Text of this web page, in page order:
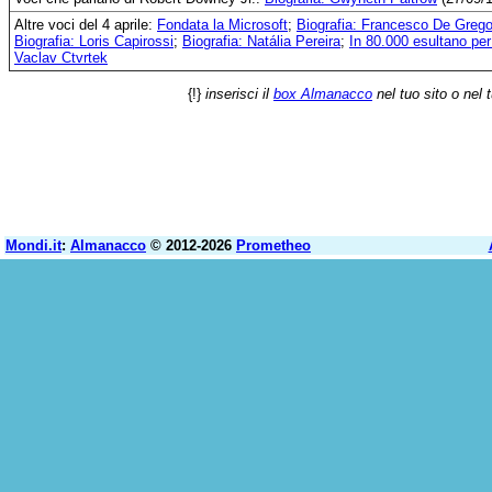
Altre voci del 4 aprile: Fondata la Microsoft; Biografia: Francesco De
Biografia: Loris Capirossi; Biografia: Natália Pereira; In 80.000 esultano
Vaclav Ctvrtek
{!} inserisci il box Almanacco nel tuo sito o nel
Mondi.it: Almanacco © 2012-2026 Prometheo